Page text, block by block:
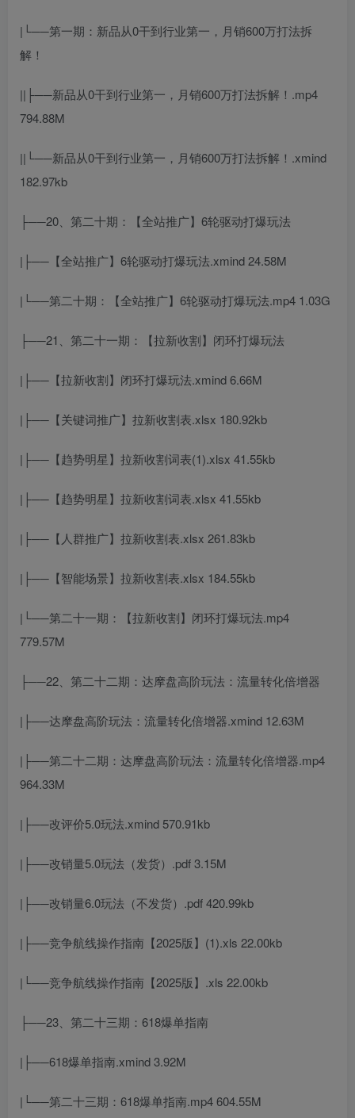
|└──第一期：新品从0干到行业第一，月销600万打法拆
解！
||├──新品从0干到行业第一，月销600万打法拆解！.mp4
794.88M
||└──新品从0干到行业第一，月销600万打法拆解！.xmind
182.97kb
├──20、第二十期：【全站推广】6轮驱动打爆玩法
|├──【全站推广】6轮驱动打爆玩法.xmind 24.58M
|└──第二十期：【全站推广】6轮驱动打爆玩法.mp4 1.03G
├──21、第二十一期：【拉新收割】闭环打爆玩法
|├──【拉新收割】闭环打爆玩法.xmind 6.66M
|├──【关键词推广】拉新收割表.xlsx 180.92kb
|├──【趋势明星】拉新收割词表(1).xlsx 41.55kb
|├──【趋势明星】拉新收割词表.xlsx 41.55kb
|├──【人群推广】拉新收割表.xlsx 261.83kb
|├──【智能场景】拉新收割表.xlsx 184.55kb
|└──第二十一期：【拉新收割】闭环打爆玩法.mp4
779.57M
├──22、第二十二期：达摩盘高阶玩法：流量转化倍增器
|├──达摩盘高阶玩法：流量转化倍增器.xmind 12.63M
|├──第二十二期：达摩盘高阶玩法：流量转化倍增器.mp4
964.33M
|├──改评价5.0玩法.xmind 570.91kb
|├──改销量5.0玩法（发货）.pdf 3.15M
|├──改销量6.0玩法（不发货）.pdf 420.99kb
|├──竞争航线操作指南【2025版】(1).xls 22.00kb
|└──竞争航线操作指南【2025版】.xls 22.00kb
├──23、第二十三期：618爆单指南
|├──618爆单指南.xmind 3.92M
|└──第二十三期：618爆单指南.mp4 604.55M